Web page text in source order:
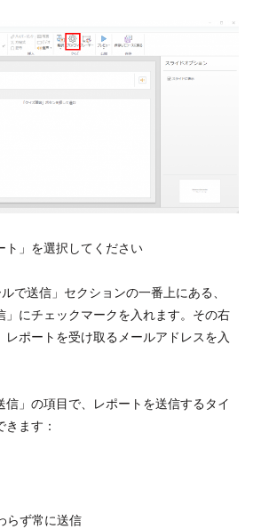
ト」を選択してください
で送信」セクションの一番上にある、
」にチェックマークを入れます。その右
ポートを受け取るメールアドレスを入
信」の項目で、レポートを送信するタイ
ます：
らず常に送信